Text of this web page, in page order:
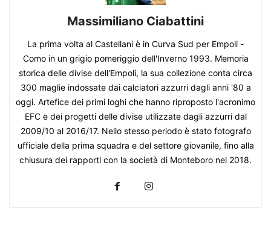
Massimiliano Ciabattini
La prima volta al Castellani è in Curva Sud per Empoli -
Como in un grigio pomeriggio dell'Inverno 1993. Memoria
storica delle divise dell'Empoli, la sua collezione conta circa
300 maglie indossate dai calciatori azzurri dagli anni '80 a
oggi. Artefice dei primi loghi che hanno riproposto l'acronimo
EFC e dei progetti delle divise utilizzate dagli azzurri dal
2009/10 al 2016/17. Nello stesso periodo è stato fotografo
ufficiale della prima squadra e del settore giovanile, fino alla
chiusura dei rapporti con la società di Monteboro nel 2018.